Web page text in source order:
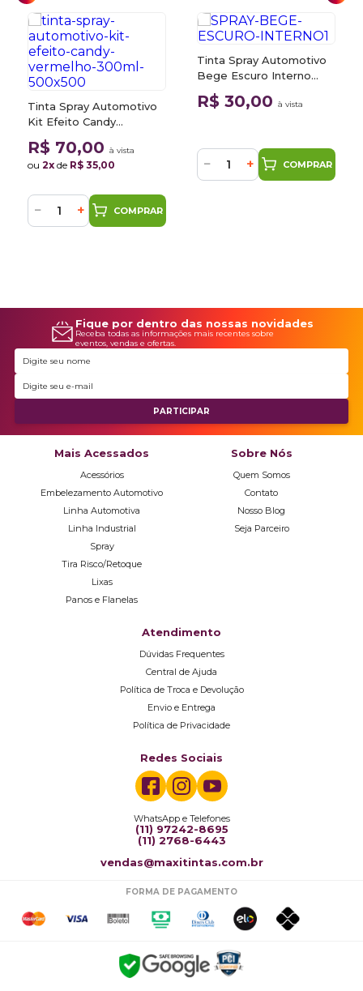
Tinta Spray Automotivo
Kit Efeito Candy
Vermelho 300ml
R$ 70,00 à vista
ou 2x de R$ 35,00
− + COMPRAR
Tinta Spray Automotivo
Bege Escuro Interno
Fosco 300ml
R$ 30,00 à vista
− + COMPRAR
Fique por dentro das nossas novidades
Receba todas as informações mais recentes sobre
eventos, vendas e ofertas.
Mais Acessados
Acessórios
Embelezamento Automotivo
Linha Automotiva
Linha Industrial
Spray
Tira Risco/Retoque
Lixas
Panos e Flanelas
Sobre Nós
Quem Somos
Contato
Nosso Blog
Seja Parceiro
Atendimento
Dúvidas Frequentes
Central de Ajuda
Política de Troca e Devolução
Envio e Entrega
Política de Privacidade
Redes Sociais
WhatsApp e Telefones
(11) 97242-8695
(11) 2768-6443
vendas@maxitintas.com.br
FORMA DE PAGAMENTO